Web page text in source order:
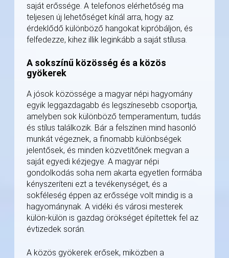
saját erőssége. A telefonos elérhetőség ma
teljesen új lehetőséget kínál arra, hogy az
érdeklődő különböző hangokat kipróbáljon, és
felfedezze, kihez illik leginkább a saját stílusa.
A sokszínű közösség és a közös
gyökerek
A jósok közössége a magyar népi hagyomány
egyik leggazdagabb és legszínesebb csoportja,
amelyben sok különböző temperamentum, tudás
és stílus találkozik. Bár a felszínen mind hasonló
munkát végeznek, a finomabb különbségek
jelentősek, és minden közvetítőnek megvan a
saját egyedi kézjegye. A magyar népi
gondolkodás soha nem akarta egyetlen formába
kényszeríteni ezt a tevékenységet, és a
sokféleség éppen az erőssége volt mindig is a
hagyománynak. A vidéki és városi mesterek
külön-külön is gazdag örökséget építettek fel az
évtizedek során.
A közös gyökerek erősek, miközben a